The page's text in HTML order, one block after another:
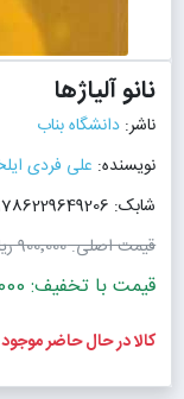
نانو آلیاژها
ناشر: دانشگاه بناب
نویسنده: علی فردی
شابک: 9786229649206
قیمت اصلی:900٬000 ریال
قیمت با تخفیف: 810٬000 ریال
کالا در حال حاضر